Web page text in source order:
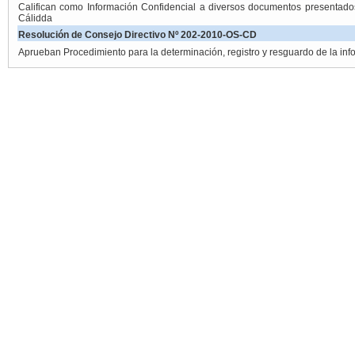
Califican como Información Confidencial a diversos documentos
Cálidda
Resolución de Consejo Directivo Nº 202-2010-OS-CD
Aprueban Procedimiento para la determinación, registro y resguardo de la